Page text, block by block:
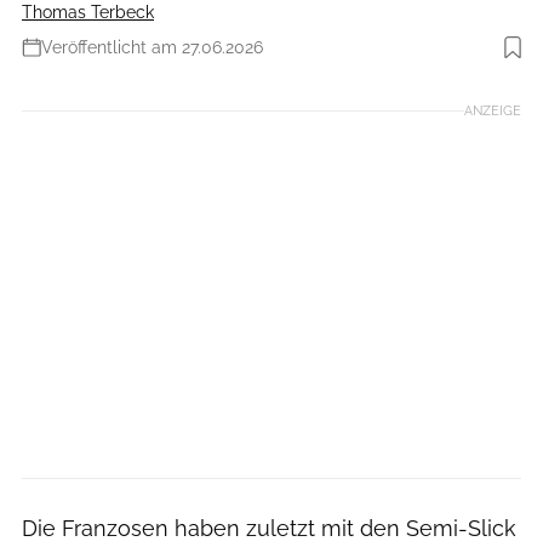
Thomas Terbeck
Veröffentlicht am 27.06.2026
Foto: Thomas Terbeck
ANZEIGE
Die Franzosen haben zuletzt mit den Semi-Slick